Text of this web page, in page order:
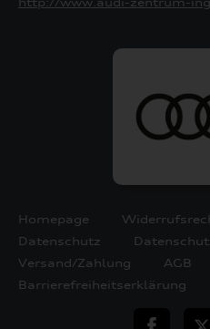
Homepage
Datenschutz
Versand/Zahlung
AGB
Barrierefreiheitserklärung
teilen